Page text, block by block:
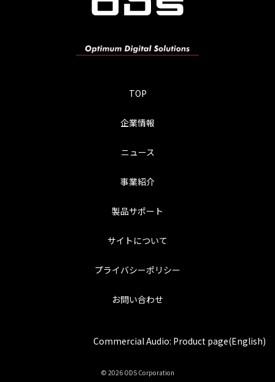
TOP
企業情報
ニュース
事業紹介
製品サポート
サイトについて
プライバシーポリシー
お問い合わせ
Commercial Audio: Product page(English)
© 2026 ODS Corporation